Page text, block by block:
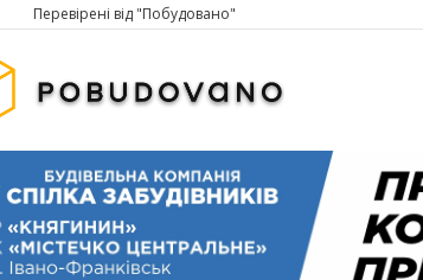
Перевірені від "Побудовано"